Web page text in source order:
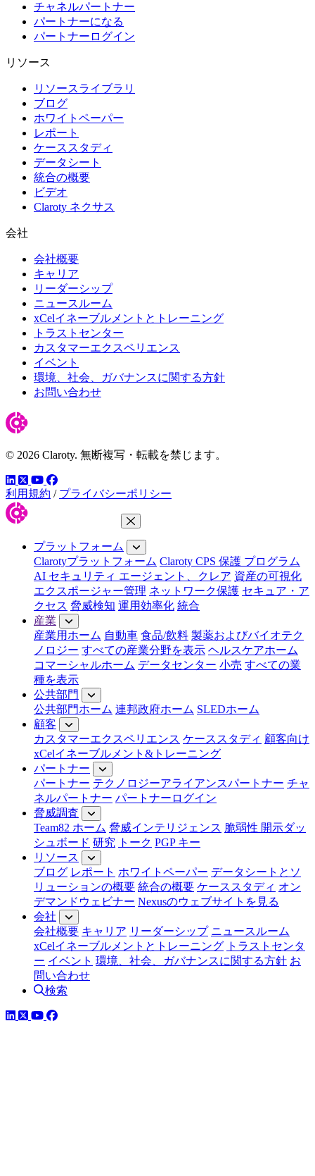
チャネルパートナー
パートナーになる
パートナーログイン
リソース
リソースライブラリ
ブログ
ホワイトペーパー
レポート
ケーススタディ
データシート
統合の概要
ビデオ
Claroty ネクサス
会社
会社概要
キャリア
リーダーシップ
ニュースルーム
xCelイネーブルメントとトレーニング
トラストセンター
カスタマーエクスペリエンス
イベント
環境、社会、ガバナンスに関する方針
お問い合わせ
© 2026 Claroty. 無断複写・転載を禁じます。
LinkedIn
ツイッター
YouTube
Facebook
利用規約 / プライバシーポリシー
メニューを閉じる
プラットフォーム
Clarotyプラットフォーム Claroty CPS 保護 プログラム
AI セキュリティ エージェント、クレア 資産の可視化
エクスポージャー管理 ネットワーク保護 セキュア・ア
クセス 脅威検知 運用効率化 統合
産業
産業用ホーム 自動車 食品/飲料 製薬およびバイオテク
ノロジー すべての産業分野を表示 ヘルスケアホーム
コマーシャルホーム データセンター 小売 すべての業
種を表示
公共部門
公共部門ホーム 連邦政府ホーム SLEDホーム
顧客
カスタマーエクスペリエンス ケーススタディ 顧客向け
xCelイネーブルメント&トレーニング
パートナー
パートナー テクノロジーアライアンスパートナー チャ
ネルパートナー パートナーログイン
脅威調査
Team82 ホーム 脅威インテリジェンス 脆弱性 開示ダッ
シュボード 研究 トーク PGP キー
リソース
ブログ レポート ホワイトペーパー データシートとソ
リューションの概要 統合の概要 ケーススタディ オン
デマンドウェビナー Nexusのウェブサイトを見る
会社
会社概要 キャリア リーダーシップ ニュースルーム
xCelイネーブルメントとトレーニング トラストセンタ
ー イベント 環境、社会、ガバナンスに関する方針 お
問い合わせ
検索
LinkedIn
ツイッター
YouTube
Facebook